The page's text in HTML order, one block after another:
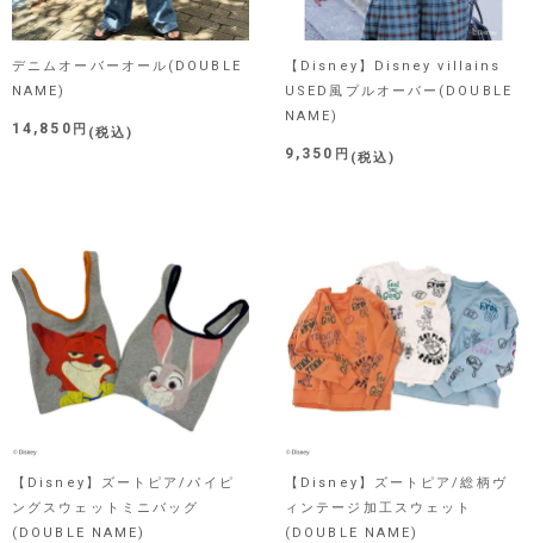
デニムオーバーオール(DOUBLE
NAME)
14,850 税込
【Disney】Disney villains
USED風プルオーバー(DOUBLE
NAME)
9,350 税込
【Disney】ズートピア/パイピ
ングスウェットミニバッグ
(DOUBLE NAME)
【Disney】ズートピア/総柄ヴ
ィンテージ加工スウェット
(DOUBLE NAME)